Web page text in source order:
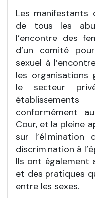
Les manifestants
de tous les
l’encontre des
d’un comité
sexuel à
les organisations
le secteur
conformément
Cour, et la pleine
sur
discrimination à
Ils ont également
et des pratiques
entre les sexes.